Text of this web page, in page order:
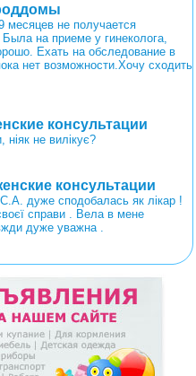
месяцев не получается
на приеме у гинеколога,
Ехать на обследование в
нет возможности.Хочу сходить
консультации
не вилікує?
консультации
дуже сподобалась як лікар !
справи . Вела в мене
дуже уважна .